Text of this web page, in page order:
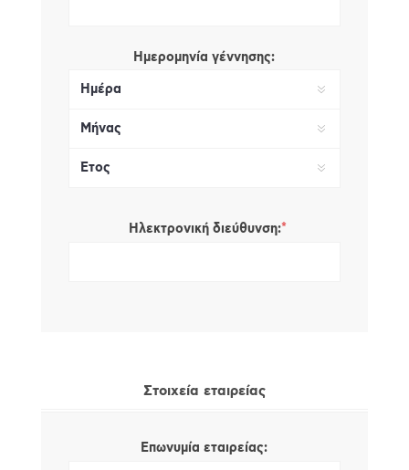
Ημερομηνία γέννησης:
Ηλεκτρονική διεύθυνση:*
Στοιχεία εταιρείας
Επωνυμία εταιρείας: